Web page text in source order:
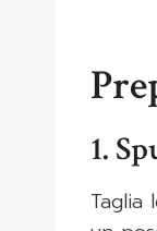
1.
Taglia